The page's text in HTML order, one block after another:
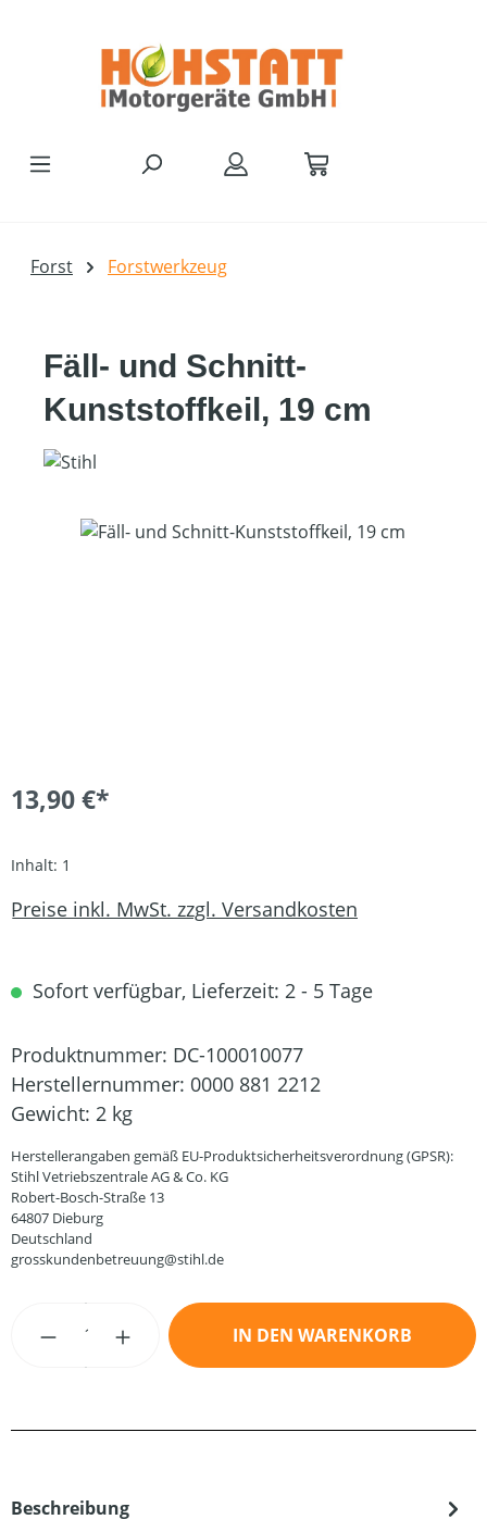
Forst Forstwerkzeug
Fäll- und Schnitt-
Kunststoffkeil, 19 cm
Bildergalerie überspringen
13,90 €*
Inhalt: 1
Preise inkl. MwSt. zzgl. Versandkosten
Sofort verfügbar, Lieferzeit: 2 - 5 Tage
Produktnummer: DC-100010077
Herstellernummer: 0000 881 2212
Gewicht: 2 kg
Herstellerangaben gemäß EU-Produktsicherheitsverordnung (GPSR):
Stihl Vetriebszentrale AG & Co. KG
Robert-Bosch-Straße 13
64807 Dieburg
Deutschland
grosskundenbetreuung@stihl.de
Produkt Anzahl: Gib den gewünschten
IN DEN WARENKORB
Beschreibung